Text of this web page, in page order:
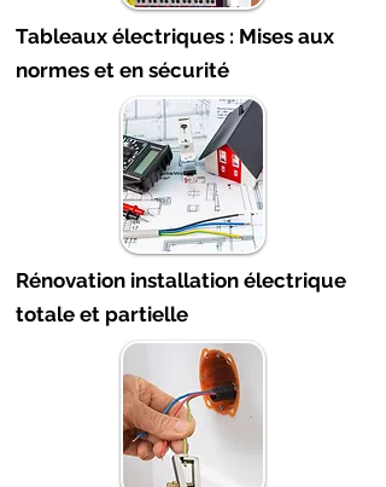
Tableaux électriques : Mises aux
normes et en sécurité
Rénovation installation électrique
totale et partielle